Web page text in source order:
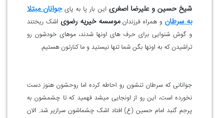
شیخ حسین و علیرضا اصغریاین بار پا به پایجوانان مبتلا
به سرطانو همراه فرزندانموسسه خیریه رضویاشک ریختند
و گوش شنوایی برای حرف های اونها شدند، موهای خودشون رو
تراشیدن که به اونها بگن شما تنها نیستید و ما کنارتون هستیم.
جوانانی که سرطان تنشون رو احاطه کرده اما روحشون هنوز دست
نخورده است، این رو از اونجایی میشد فهمید که تا چشمشون به
پرجم گنبد امام حسین (ع) افتاد اشک چشماشون سرازیر شد. الان